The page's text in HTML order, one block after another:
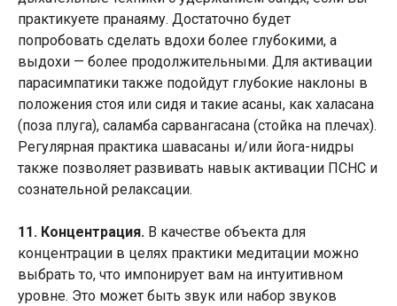
практикуете пранаяму. Достаточно будет
попробовать сделать вдохи более глубокими, а
выдохи — более продолжительными. Для активации
парасимпатики также подойдут глубокие наклоны в
положения стоя или сидя и такие асаны, как халасана
(поза плуга), саламба сарвангасана (стойка на плечах).
Регулярная практика шавасаны и/или йога-нидры
также позволяет развивать навык активации ПСНС и
сознательной релаксации.
11. Концентрация. В качестве объекта для
концентрации в целях практики медитации можно
выбрать то, что импонирует вам на интуитивном
уровне. Это может быть звук или набор звуков